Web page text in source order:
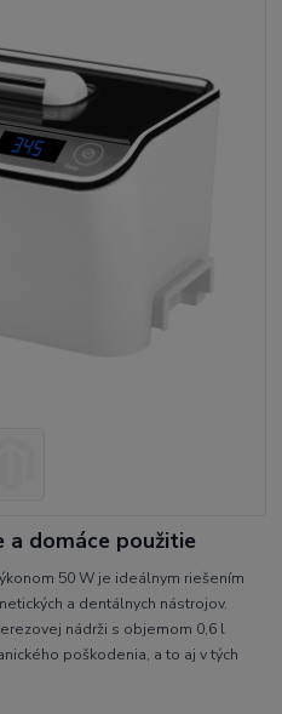
a domáce použitie
50 W je ideálnym riešením
a dentálnych nástrojov.
nádrži s objemom 0,6 l
poškodenia, a to aj v tých